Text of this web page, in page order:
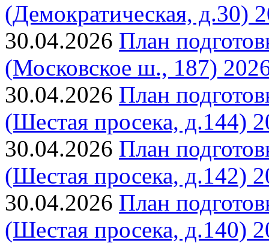
(Демократическая, д.30)
30.04.2026 План
(Московское ш., 187)
30.04.2026 План
(Шестая просека, д.144)
30.04.2026 План
(Шестая просека, д.142)
30.04.2026 План
(Шестая просека, д.140)